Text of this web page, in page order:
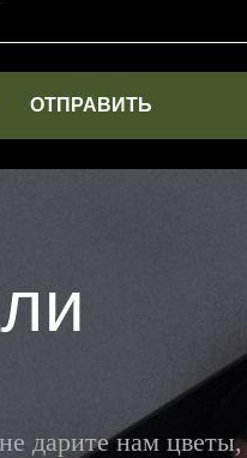
ОТПРАВИТЬ
дарите нам цветы,